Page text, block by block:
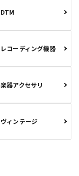
DTM
レコーディング機器
楽器アクセサリ
ヴィンテージ